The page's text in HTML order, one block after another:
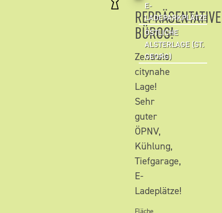
E-
LADEPARKPLÄTZE
ÖSTLICHE
ALSTERLAGE (ST.
GEORG)
REPRÄSENTATIVE
BÜROS!
Zentrale
citynahe
Lage!
Sehr
guter
ÖPNV,
Kühlung,
Tiefgarage,
E-
Ladeplätze!